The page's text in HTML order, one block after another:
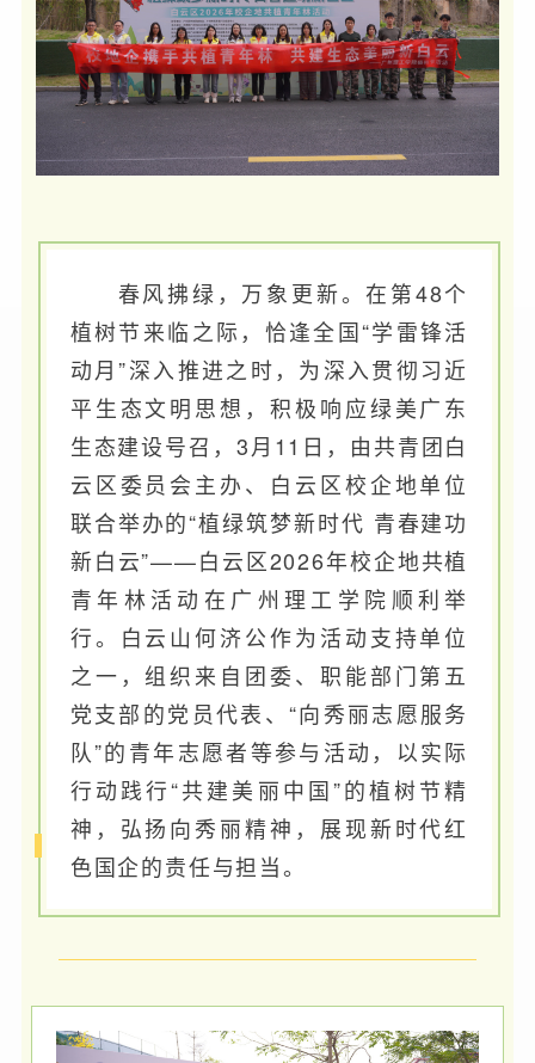
春风拂绿，万象更新。在第48个
植树节来临之际，恰逢全国“学雷锋活
动月”深入推进之时，为深入贯彻习近
平生态文明思想，积极响应绿美广东
生态建设号召，3月11日，由共青团白
云区委员会主办、白云区校企地单位
联合举办的“植绿筑梦新时代 青春建功
新白云”——白云区2026年校企地共植
青年林活动在广州理工学院顺利举
行。白云山何济公作为活动支持单位
之一，组织来自团委、职能部门第五
党支部的党员代表、“向秀丽志愿服务
队”的青年志愿者等参与活动，以实际
行动践行“共建美丽中国”的植树节精
神，弘扬向秀丽精神，展现新时代红
色国企的责任与担当。